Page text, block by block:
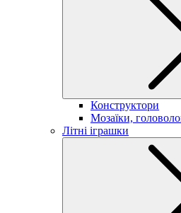
Конструктори
Мозаїки,
Літні іграшки